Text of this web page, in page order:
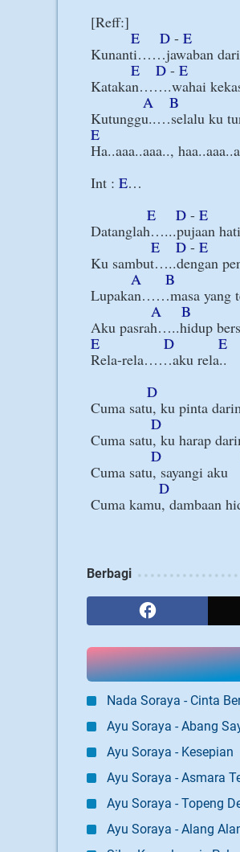
[Reff:]
E
D - E
Kunanti……jawaban
E
D - E
Katakan…….wahai
A
B
E
Ha..aaa..aaa..,
Int : E…
E
D - E
Datanglah…...pujaan
E
D - E
Ku sambut…..dengan
A
B
Lupakan……masa yang
A
B
E
D
E
Rela-rela……aku rela..
D
Cuma satu, ku pinta
D
Cuma satu, ku harap
D
Cuma satu, sayangi aku
D
Berbagi
Nada Soraya - Cinta
Ayu Soraya - Abang
Ayu Soraya - Kesepian
Ayu Soraya - Asmara
Ayu Soraya - Topeng
Ayu Soraya - Alang